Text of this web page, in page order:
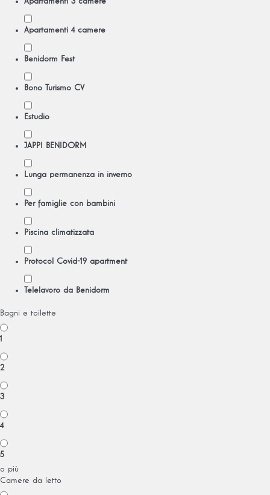
Apartamenti 4 camere
Benidorm Fest
Bono Turismo CV
Estudio
JAPPI BENIDORM
Lunga permanenza in inverno
Per famiglie con bambini
Piscina climatizzata
Protocol Covid-19 apartment
Telelavoro da Benidorm
Bagni e toilette
1
2
3
4
5
o più
Camere da letto